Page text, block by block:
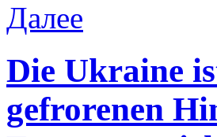
Далее
Die Ukraine
gefrorenen